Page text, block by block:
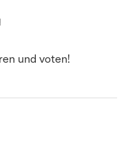
und voten!